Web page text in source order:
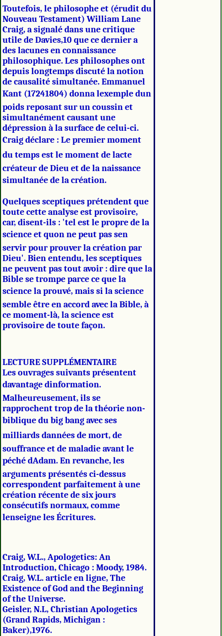
Toutefois, le philosophe et (érudit du
Nouveau Testament) William Lane
Craig, a signalé dans une critique
utile de Davies,10 que ce dernier a
des lacunes en connaissance
philosophique. Les philosophes ont
depuis longtemps discuté la notion
de causalité simultanée. Emmanuel
Kant (17241804) donna lexemple dun
poids reposant sur un coussin et
simultanément causant une
dépression à la surface de celui-ci.
Craig déclare : Le premier moment
du temps est le moment de lacte
créateur de Dieu et de la naissance
simultanée de la création.
Quelques sceptiques prétendent que
toute cette analyse est provisoire,
car, disent-ils : 'tel est le propre de la
science et quon ne peut pas sen
servir pour prouver la création par
Dieu'. Bien entendu, les sceptiques
ne peuvent pas tout avoir : dire que la
Bible se trompe parce ce que la
science la prouvé, mais si la science
semble être en accord avec la Bible, à
ce moment-là, la science est
provisoire de toute façon.
LECTURE SUPPLÉMENTAIRE
Les ouvrages suivants présentent
davantage dinformation.
Malheureusement, ils se
rapprochent trop de la théorie non-
biblique du big bang avec ses
milliards dannées de mort, de
souffrance et de maladie avant le
péché dAdam. En revanche, les
arguments présentés ci-dessus
correspondent parfaitement à une
création récente de six jours
consécutifs normaux, comme
lenseigne les Écritures.
Craig, W.L., Apologetics: An
Introduction, Chicago : Moody, 1984.
Craig, W.L. article en ligne, The
Existence of God and the Beginning
of the Universe.
Geisler, N.L, Christian Apologetics
(Grand Rapids, Michigan :
Baker),1976.